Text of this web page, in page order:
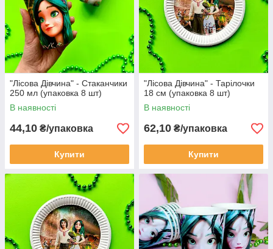
"Лісова Дівчина" - Стаканчики
250 мл (упаковка 8 шт)
В наявності
44,10 ₴/упаковка
Купити
"Лісова Дівчина" - Тарілочки
18 см (упаковка 8 шт)
В наявності
62,10 ₴/упаковка
Купити